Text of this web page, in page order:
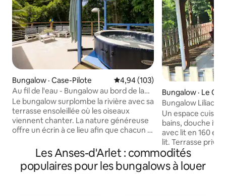
Bungalow · Case-Pilote Note moyenne de 4,94 sur 5,
4,94 (103)
Au fil de l'eau - Bungalow au bord de la
rivière
Le bungalow surplombe la rivière avec sa
terrasse ensoleillée où les oiseaux
viennent chanter. La nature généreuse
offre un écrin à ce lieu afin que chacun y
temps s'arrête. Nous n'avons pas voulu
garder ce bijou pour nous seuls, aussi
nous vous invitons à venir le découvrir...
Bungalow · Le
Un espace
bains, douche
avec lit en 160 et
lit. Terrasse privative immergée dans sa
végétation
ses splendides
Lumineux et
Les Anses-d'Arlet : commodités
populaires pour les bungalows à louer